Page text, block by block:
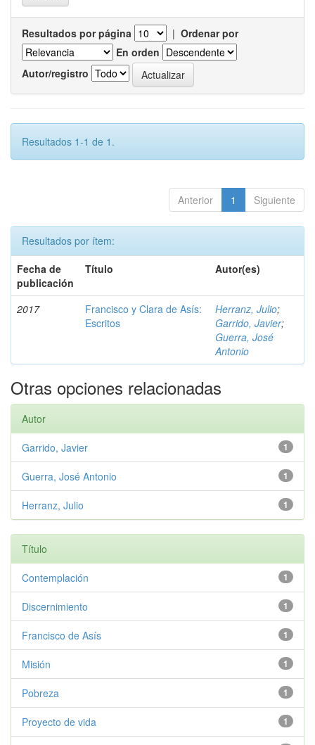
Resultados por página | Ordenar por
En orden
Autor/registro
Resultados 1-1 de 1.
Anterior 1 Siguiente
Resultados por ítem:
Fecha de
publicación
Título Autor(es)
2017
Francisco y Clara de Asís:
Escritos
Herranz, Julio;
Garrido, Javier;
Guerra, José
Antonio
Otras opciones relacionadas
Autor
1
Garrido, Javier
1
Guerra, José Antonio
1
Herranz, Julio
Título
1
Contemplación
1
Discernimiento
1
Francisco de Asís
1
Misión
1
Pobreza
1
Proyecto de vida